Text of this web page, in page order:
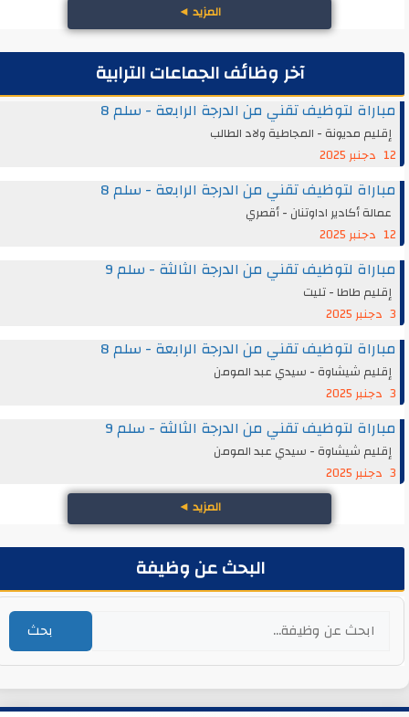
المزيد◄
آخر وظائف الجماعات الترابية
مباراة لتوظيف تقني من الدرجة الرابعة - سلم 8
إقليم مديونة - المجاطية ولاد الطالب
12 دجنبر 2025
مباراة لتوظيف تقني من الدرجة الرابعة - سلم 8
عمالة أكادير اداوتنان - أقصري
12 دجنبر 2025
مباراة لتوظيف تقني من الدرجة الثالثة - سلم 9
إقليم طاطا - تليت
مباراة لتوظيف تقني من الدرجة الرابعة - سلم 8
إقليم شيشاوة - سيدي عبد المومن
مباراة لتوظيف تقني من الدرجة الثالثة - سلم 9
إقليم شيشاوة - سيدي عبد المومن
المزيد◄
البحث عن وظيفة
بحث